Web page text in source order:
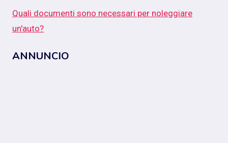
Quali documenti sono necessari per noleggiare
un'auto?
ANNUNCIO